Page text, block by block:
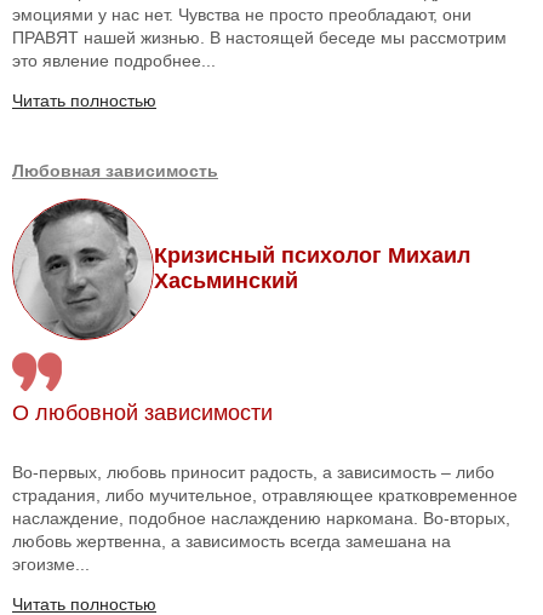
эмоциями у нас нет. Чувства не просто преобладают, они
ПРАВЯТ нашей жизнью. В настоящей беседе мы рассмотрим
это явление подробнее...
Читать полностью
Любовная зависимость
Кризисный психолог Михаил
Хасьминский
О любовной зависимости
Во-первых, любовь приносит радость, а зависимость – либо
страдания, либо мучительное, отравляющее кратковременное
наслаждение, подобное наслаждению наркомана. Во-вторых,
любовь жертвенна, а зависимость всегда замешана на
эгоизме...
Читать полностью